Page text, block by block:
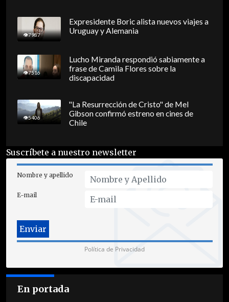
7987
Expresidente Boric alista nuevos viajes a
Uruguay y Alemania
7516
Lucho Miranda respondió sabiamente a
frase de Camila Flores sobre la
discapacidad
5406
"La Resurrección de Cristo" de Mel
Gibson confirmó estreno en cines de
Chile
Suscríbete a nuestro newsletter
Nombre y apellido
E-mail
Política de Privacidad
En portada